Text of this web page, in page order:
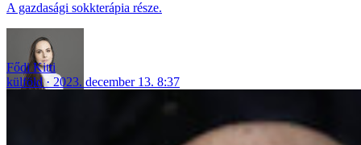
A gazdasági sokkterápia része.
Fődi Kitti
külföld
2023. december 13. 8:37